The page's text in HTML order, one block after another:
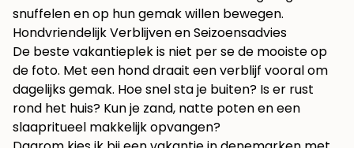
snuffelen en op hun gemak willen bewegen.
Hondvriendelijk Verblijven en Seizoensadvies
De beste vakantieplek is niet per se de mooiste op
de foto. Met een hond draait een verblijf vooral om
dagelijks gemak. Hoe snel sta je buiten? Is er rust
rond het huis? Kun je zand, natte poten en een
slaapritueel makkelijk opvangen?